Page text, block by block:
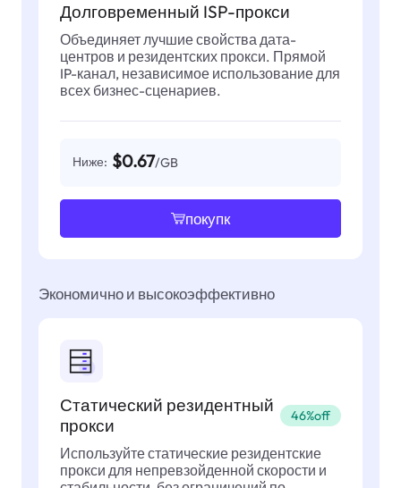
Долговременный ISP-прокси
Объединяет лучшие свойства дата-
центров и резидентских прокси. Прямой
IP-канал, независимое использование для
всех бизнес-сценариев.
Ниже: $0.67/GB
покупк
Экономично и высокоэффективно
Статический резидентный
прокси
46%off
Используйте статические резидентские
прокси для непревзойденной скорости и